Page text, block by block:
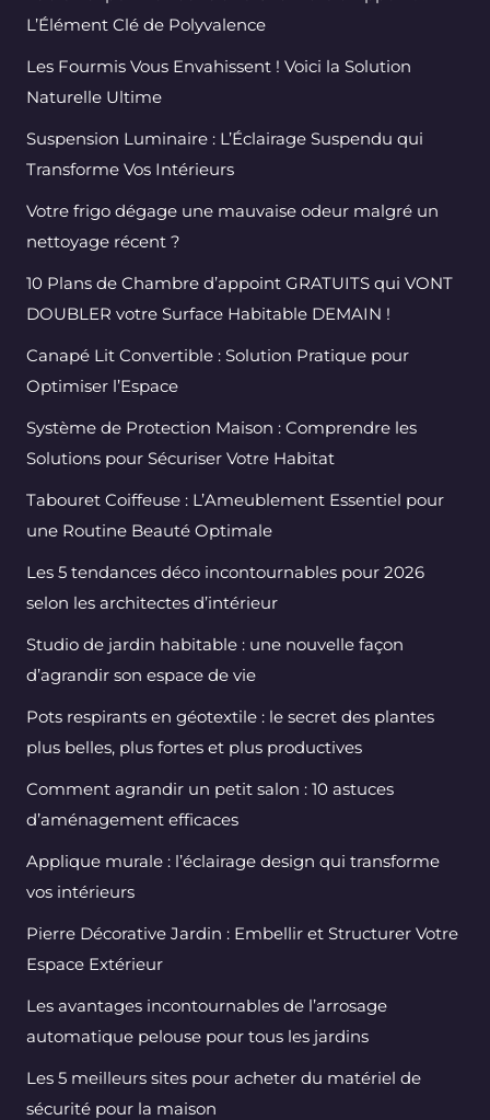
L’Élément Clé de Polyvalence
Les Fourmis Vous Envahissent ! Voici la Solution
Naturelle Ultime
Suspension Luminaire : L’Éclairage Suspendu qui
Transforme Vos Intérieurs
Votre frigo dégage une mauvaise odeur malgré un
nettoyage récent ?
10 Plans de Chambre d’appoint GRATUITS qui VONT
DOUBLER votre Surface Habitable DEMAIN !
Canapé Lit Convertible : Solution Pratique pour
Optimiser l’Espace
Système de Protection Maison : Comprendre les
Solutions pour Sécuriser Votre Habitat
Tabouret Coiffeuse : L’Ameublement Essentiel pour
une Routine Beauté Optimale
Les 5 tendances déco incontournables pour 2026
selon les architectes d’intérieur
Studio de jardin habitable : une nouvelle façon
d’agrandir son espace de vie
Pots respirants en géotextile : le secret des plantes
plus belles, plus fortes et plus productives
Comment agrandir un petit salon : 10 astuces
d’aménagement efficaces
Applique murale : l’éclairage design qui transforme
vos intérieurs
Pierre Décorative Jardin : Embellir et Structurer Votre
Espace Extérieur
Les avantages incontournables de l’arrosage
automatique pelouse pour tous les jardins
Les 5 meilleurs sites pour acheter du matériel de
sécurité pour la maison